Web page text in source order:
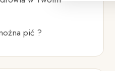
pić ?